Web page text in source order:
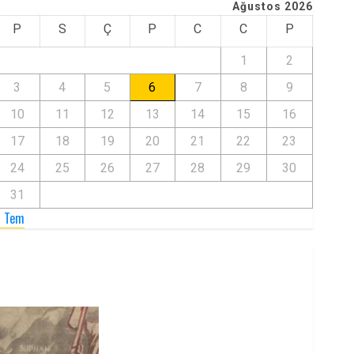
Ağustos 2026
P S Ç P C C P
1
2
3
4 5 6 7 8
9
10
11 12 13 14 15
16
17
18 19 20 21 22
23
24
25 26 27 28 29
30
31